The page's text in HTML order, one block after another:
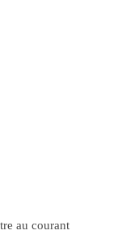
au courant